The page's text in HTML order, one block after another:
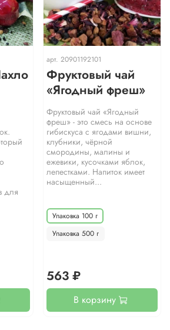
для
арт. 20901192101
Фруктовый чай
«Ягодный фреш»
Фруктовый чай «Ягодный
фреш» - это смесь на основе
гибискуса с ягодами вишни,
клубники, чёрной
смородины, малины и
ежевики, кусочками яблок,
лепестками. Напиток имеет
насыщенный...
Упаковка 100 г
Упаковка 500 г
563 ₽
В корзину